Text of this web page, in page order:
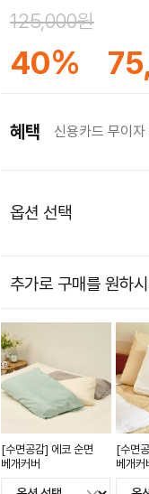
125,000원
40%
혜택 신용카드 무이
옵션 선택
추가로 구매를 원하
[수면공감] 에코 순면
베개커버
[수면
베개커